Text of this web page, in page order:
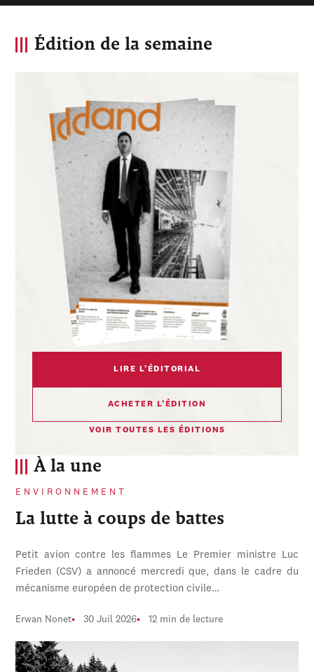
À la une
ENVIRONNEMENT
La lutte à coups de battes
Petit avion contre les flammes Le Premier ministre Luc
Frieden (CSV) a annoncé mercredi que, dans le cadre du
mécanisme européen de protection civile…
Erwan Nonet 30 Juil 2026 12 min de lecture
Édition de la semaine
LIRE L’ÉDITORIAL
ACHETER L’ÉDITION
VOIR TOUTES LES ÉDITIONS